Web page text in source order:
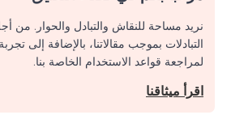
نريد مساحة للنقاش والتبادل والحوار. من
التبادلات بموجب مقالاتنا، بالإضافة إلى
لمراجعة قواعد الاستخدام الخاصة بنا.
اقرأ ميثاقنا